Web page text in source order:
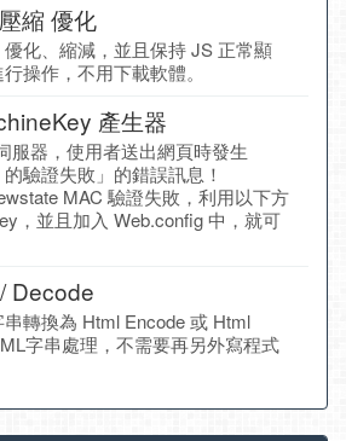
縮 優化
化、縮減，並且保持 JS 正常顯
操作，不用下載軟體。
產生器
服器，使用者送出網頁時發生
的驗證失敗」的錯誤訊息！
MAC 驗證失敗，利用以下方
，並且加入 Web.config 中，就可
Decode
轉換為 Html Encode 或 Html
字串處理，不需要再另外寫程式